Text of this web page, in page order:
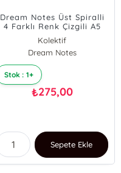
Dream Notes Üst Spiralli
4 Farklı Renk Çizgili A5
Defter Seti
Kolektif
Dream Notes
Stok : 1+
₺275,00
Sepete Ekle